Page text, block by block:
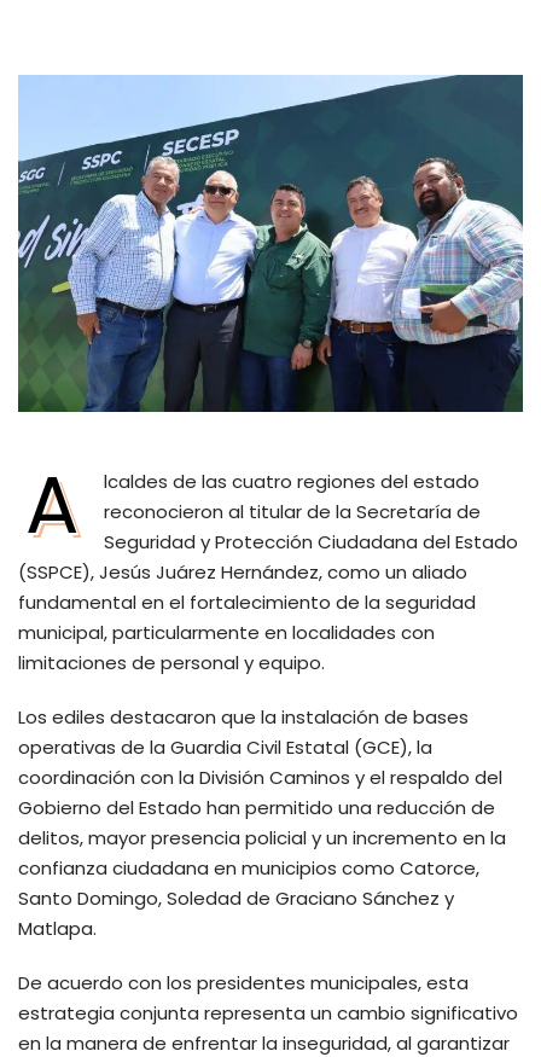
A
lcaldes de las cuatro regiones del estado
reconocieron al titular de la Secretaría de
Seguridad y Protección Ciudadana del Estado
(SSPCE), Jesús Juárez Hernández, como un aliado
fundamental en el fortalecimiento de la seguridad
municipal, particularmente en localidades con
limitaciones de personal y equipo.
Los ediles destacaron que la instalación de bases
operativas de la Guardia Civil Estatal (GCE), la
coordinación con la División Caminos y el respaldo del
Gobierno del Estado han permitido una reducción de
delitos, mayor presencia policial y un incremento en la
confianza ciudadana en municipios como Catorce,
Santo Domingo, Soledad de Graciano Sánchez y
Matlapa.
De acuerdo con los presidentes municipales, esta
estrategia conjunta representa un cambio significativo
en la manera de enfrentar la inseguridad, al garantizar